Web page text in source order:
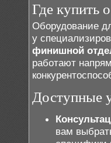
Где купить
Оборудование
у
финишной
работают
Доступные
вам